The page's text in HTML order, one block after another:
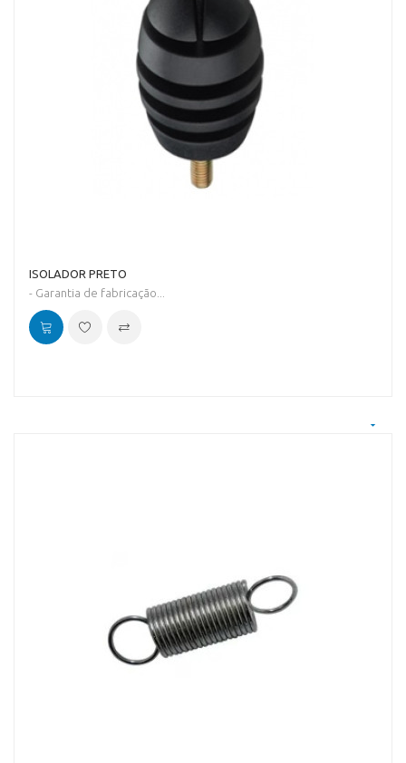
ISOLADOR PRETO
- Garantia de fabricação...